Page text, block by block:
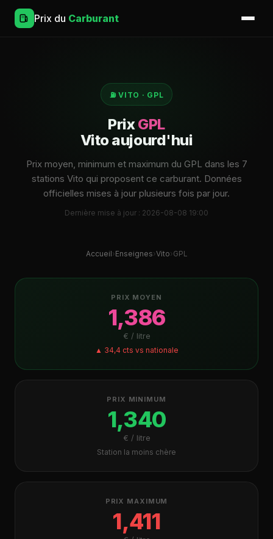
Prix du Carburant
⛽ VITO · GPL
PrixGPL
Vito aujourd'hui
Prix moyen, minimum et maximum du GPL dans les 7
stations Vito qui proposent ce carburant. Données
officielles mises à jour plusieurs fois par jour.
Dernière mise à jour : 2026-08-08 19:00
Accueil› Enseignes›Vito› GPL
PRIX MOYEN
1,386
€ / litre
▲ 34,4 cts vs nationale
PRIX MINIMUM
1,340
€ / litre
Station la moins chère
PRIX MAXIMUM
1,411